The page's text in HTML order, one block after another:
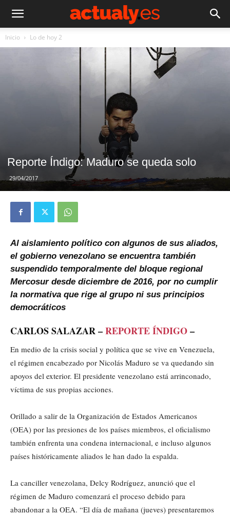
Inicio Lo de hoy 2
Reporte Índigo: Maduro se queda solo
29/04/2017
Al aislamiento político con algunos de sus aliados,
el gobierno venezolano se encuentra también
suspendido temporalmente del bloque regional
Mercosur desde diciembre de 2016, por no cumplir
la normativa que rige al grupo ni sus principios
democráticos
CARLOS SALAZAR –REPORTE ÍNDIGO–
En medio de la crisis social y política que se vive en Venezuela,
el régimen encabezado por Nicolás Maduro se va quedando sin
apoyos del exterior. El presidente venezolano está arrinconado,
víctima de sus propias acciones.
Orillado a salir de la Organización de Estados Americanos
(OEA) por las presiones de los países miembros, el oficialismo
también enfrenta una condena internacional, e incluso algunos
países históricamente aliados le han dado la espalda.
La canciller venezolana, Delcy Rodríguez, anunció que el
régimen de Maduro comenzará el proceso debido para
abandonar a la OEA. “El día de mañana (jueves) presentaremos